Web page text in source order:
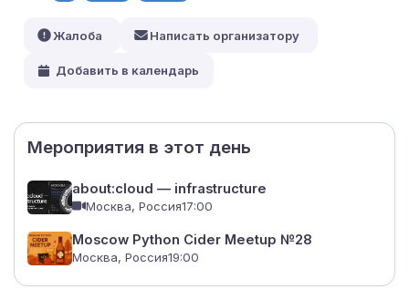
Мероприятия в этот день
about:cloud — infrastructure
Москва, Россия17:00
Moscow Python Cider Meetup №28
Москва, Россия19:00
Жалоба Написать организатору
Добавить в календарь